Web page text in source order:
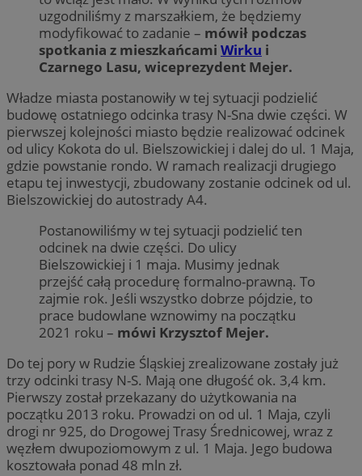
uzgodniliśmy z marszałkiem, że będziemy
modyfikować to zadanie – mówił podczas
spotkania z mieszkańcami Wirku i
Czarnego Lasu, wiceprezydent Mejer.
Władze miasta postanowiły w tej sytuacji podzielić
budowę ostatniego odcinka trasy N-Sna dwie części. W
pierwszej kolejności miasto będzie realizować odcinek
od ulicy Kokota do ul. Bielszowickiej i dalej do ul. 1 Maja,
gdzie powstanie rondo. W ramach realizacji drugiego
etapu tej inwestycji, zbudowany zostanie odcinek od ul.
Bielszowickiej do autostrady A4.
Postanowiliśmy w tej sytuacji podzielić ten
odcinek na dwie części. Do ulicy
Bielszowickiej i 1 maja. Musimy jednak
przejść całą procedurę formalno-prawną. To
zajmie rok. Jeśli wszystko dobrze pójdzie, to
prace budowlane wznowimy na początku
2021 roku – mówi Krzysztof Mejer.
Do tej pory w Rudzie Śląskiej zrealizowane zostały już
trzy odcinki trasy N-S. Mają one długość ok. 3,4 km.
Pierwszy został przekazany do użytkowania na
początku 2013 roku. Prowadzi on od ul. 1 Maja, czyli
drogi nr 925, do Drogowej Trasy Średnicowej, wraz z
węzłem dwupoziomowym z ul. 1 Maja. Jego budowa
kosztowała ponad 48 mln zł.